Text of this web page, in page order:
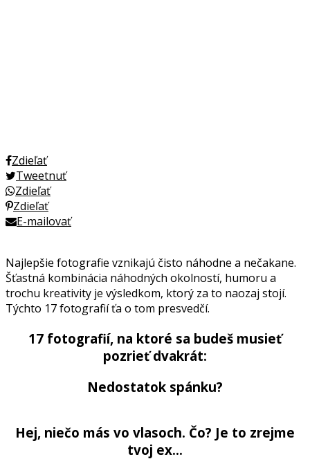
Zdieľať
Tweetnuť
Zdieľať
Zdieľať
E-mailovať
Najlepšie fotografie vznikajú čisto náhodne a nečakane.
Šťastná kombinácia náhodných okolností, humoru a
trochu kreativity je výsledkom, ktorý za to naozaj stojí.
Týchto 17 fotografií ťa o tom presvedčí.
17 fotografií, na ktoré sa budeš musieť
pozrieť dvakrát:
Nedostatok spánku?
Hej, niečo más vo vlasoch. Čo? Je to zrejme
tvoj ex…